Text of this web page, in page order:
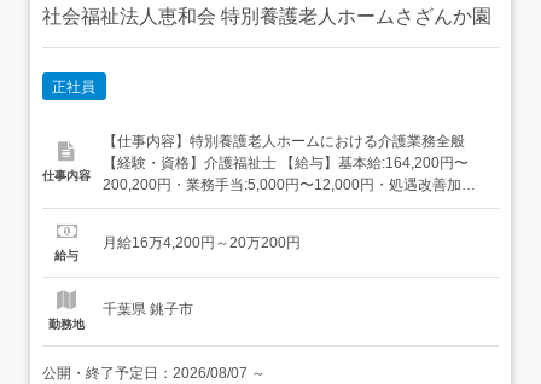
社会福祉法人恵和会 特別養護老人ホームさざんか園
正社員
仕事内容
【仕事内容】特別養護老人ホームにおける介護業務全般
【経験・資格】介護福祉士 【給与】基本給:164,200円〜
200,200円・業務手当:5,000円〜12,000円・処遇改善加算
手当:7,000円・特定処遇手当:4,600円〜4,600円・ベア支援
当上限:18,400円 【求人番号】662331982 【勤務地...
給与
月給16万4,200円～20万200円
勤務地
千葉県 銚子市
公開・終了予定日： 2026/08/07 ～